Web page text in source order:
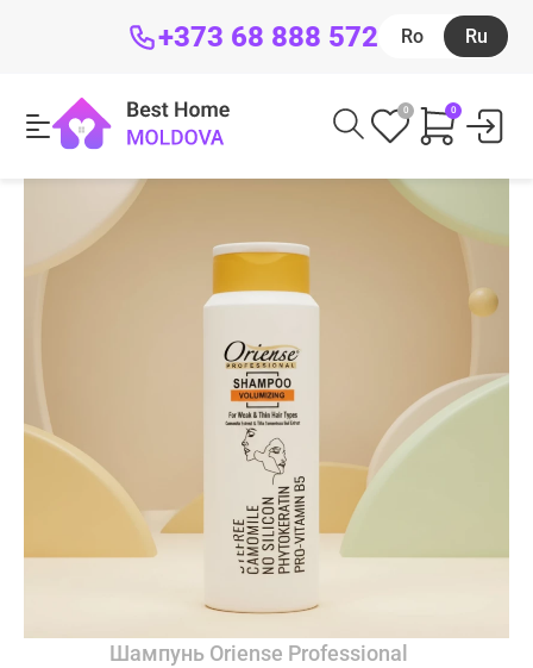
+373 68 888 572 Ro Ru
0 0
Шампунь Oriense Professional